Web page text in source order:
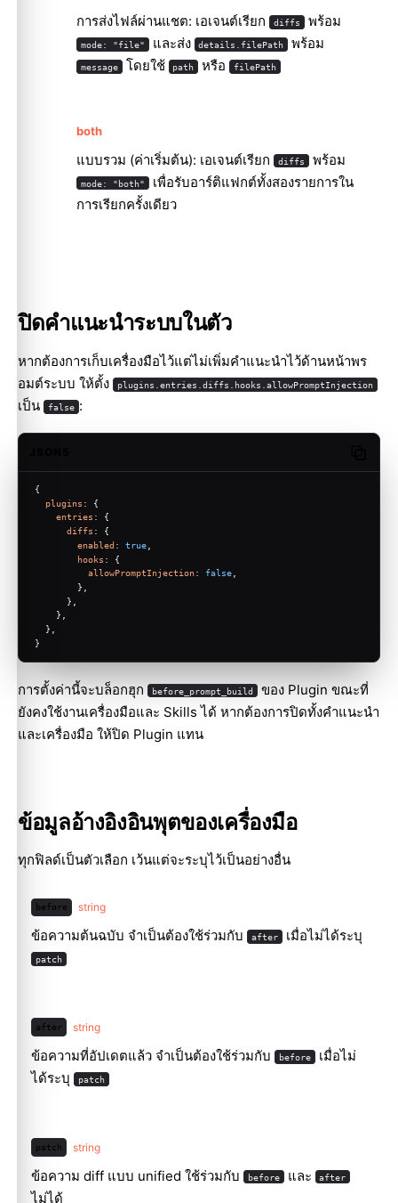
การส่งไฟล์ผ่านแชต: เอเจนต์เรียก diffs พร้อม
mode: "file" และส่ง details.filePath พร้อม
message โดยใช้ path หรือ filePath
both
แบบรวม (ค่าเริ่มต้น): เอเจนต์เรียก diffs พร้อม
mode: "both" เพื่อรับอาร์ติแฟกต์ทั้งสองรายการใน
การเรียกครั้งเดียว
ปิดคำแนะนำระบบในตัว
หากต้องการเก็บเครื่องมือไว้แต่ไม่เพิ่มคำแนะนำไว้ด้านหน้าพร
อมต์ระบบ ให้ตั้ง
plugins.entries.diffs.hooks.allowPromptInjection
เป็น false :
{
plugins : {
entries : {
diffs : {
enabled : true
hooks : {
allowPromptInjection: false
        },
      },
    },
  },
}
การตั้งค่านี้จะบล็อกฮุก before_prompt_build ของ Plugin ขณะที่
ยังคงใช้งานเครื่องมือและ Skills ได้ หากต้องการปิดทั้งคำแนะนำ
และเครื่องมือ ให้ปิด Plugin แทน
ข้อมูลอ้างอิงอินพุตของเครื่องมือ
ทุกฟิลด์เป็นตัวเลือก เว้นแต่จะระบุไว้เป็นอย่างอื่น
before string
ข้อความต้นฉบับ จำเป็นต้องใช้ร่วมกับ after เมื่อไม่ได้ระบุ
patch
after string
ข้อความที่อัปเดตแล้ว จำเป็นต้องใช้ร่วมกับ before เมื่อไม่
ได้ระบุ
patch
patch string
ข้อความ diff แบบ unified ใช้ร่วมกับ before และ after
ไม่ได้